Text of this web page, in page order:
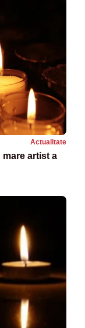
Actualitate
mare artist a